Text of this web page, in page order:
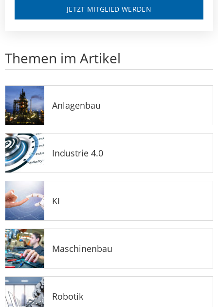
JETZT MITGLIED WERDEN
Themen im Artikel
Anlagenbau
Industrie 4.0
KI
Maschinenbau
Robotik